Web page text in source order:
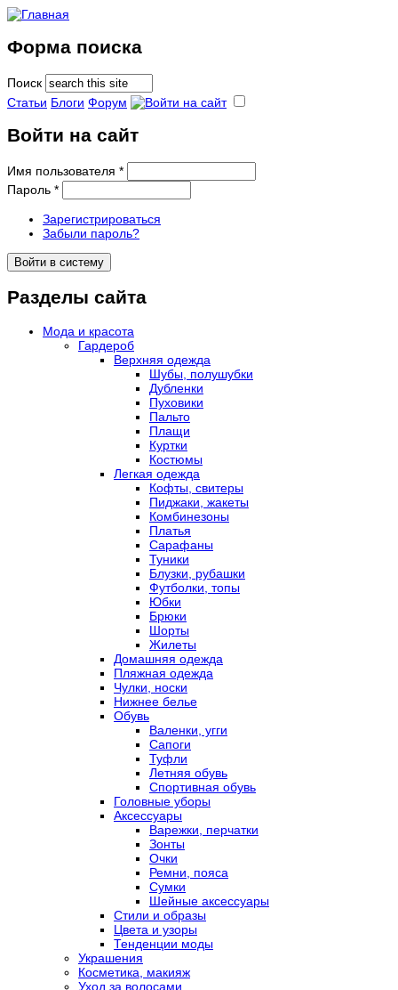
Форма поиска
Поиск
Статьи Блоги Форум
Войти на сайт
Имя пользователя *
Пароль *
Зарегистрироваться
Забыли пароль?
Разделы сайта
Мода и красота
Гардероб
Верхняя одежда
Шубы, полушубки
Дубленки
Пуховики
Пальто
Плащи
Куртки
Костюмы
Легкая одежда
Кофты, свитеры
Пиджаки, жакеты
Комбинезоны
Платья
Сарафаны
Туники
Блузки, рубашки
Футболки, топы
Юбки
Брюки
Шорты
Жилеты
Домашняя одежда
Пляжная одежда
Чулки, носки
Нижнее белье
Обувь
Валенки, угги
Сапоги
Туфли
Летняя обувь
Спортивная обувь
Головные уборы
Аксессуары
Варежки, перчатки
Зонты
Очки
Ремни, пояса
Сумки
Шейные аксессуары
Стили и образы
Цвета и узоры
Тенденции моды
Украшения
Косметика, макияж
Уход за волосами